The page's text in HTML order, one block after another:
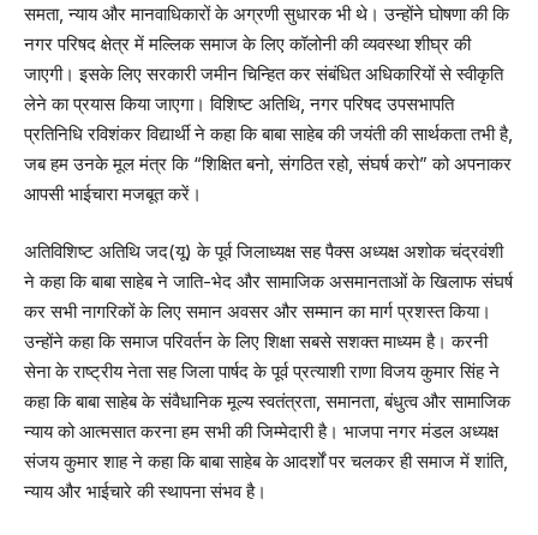
समता, न्याय और मानवाधिकारों के अग्रणी सुधारक भी थे। उन्होंने घोषणा की कि
नगर परिषद क्षेत्र में मल्लिक समाज के लिए कॉलोनी की व्यवस्था शीघ्र की
जाएगी। इसके लिए सरकारी जमीन चिन्हित कर संबंधित अधिकारियों से स्वीकृति
लेने का प्रयास किया जाएगा। विशिष्ट अतिथि, नगर परिषद उपसभापति
प्रतिनिधि रविशंकर विद्यार्थी ने कहा कि बाबा साहेब की जयंती की सार्थकता तभी है,
जब हम उनके मूल मंत्र कि “शिक्षित बनो, संगठित रहो, संघर्ष करो” को अपनाकर
आपसी भाईचारा मजबूत करें।
अतिविशिष्ट अतिथि जद(यू) के पूर्व जिलाध्यक्ष सह पैक्स अध्यक्ष अशोक चंद्रवंशी
ने कहा कि बाबा साहेब ने जाति-भेद और सामाजिक असमानताओं के खिलाफ संघर्ष
कर सभी नागरिकों के लिए समान अवसर और सम्मान का मार्ग प्रशस्त किया।
उन्होंने कहा कि समाज परिवर्तन के लिए शिक्षा सबसे सशक्त माध्यम है। करनी
सेना के राष्ट्रीय नेता सह जिला पार्षद के पूर्व प्रत्याशी राणा विजय कुमार सिंह ने
कहा कि बाबा साहेब के संवैधानिक मूल्य स्वतंत्रता, समानता, बंधुत्व और सामाजिक
न्याय को आत्मसात करना हम सभी की जिम्मेदारी है। भाजपा नगर मंडल अध्यक्ष
संजय कुमार शाह ने कहा कि बाबा साहेब के आदर्शों पर चलकर ही समाज में शांति,
न्याय और भाईचारे की स्थापना संभव है।